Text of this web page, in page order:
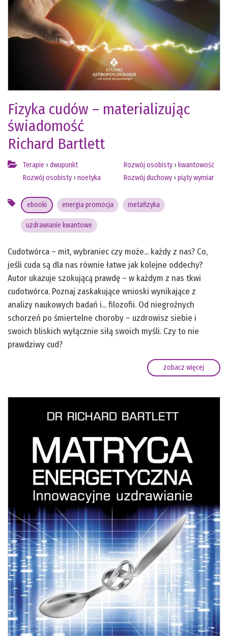
Fizyka cudów – materializując
świadomość
Richard Bartlett
Terapie › dwupunkt
Rozwój osobisty › noetyka
Rozwój osobisty › kwantowość
Rozwój duchowy › piąty wymiar
ebooki energia promocja metafizyka
uzdrawianie kwantowe
Cudotwórca – mit, wybraniec czy może... każdy z nas? Co,
jeśli cuda są dla nas równie łatwe jak kolejne oddechy?
Autor ukazuje szokującą prawdę – w każdym z nas tkwi
cudotwórca. Poznaj zaskakujące wnioski wynikające z
analizy naukowych badań i... filozofii. Od niegroźnych
schorzeń po śmiertelne choroby – uzdrowisz siebie i
swoich bliskich wyłącznie siłą swoich myśli. Czy to nie
prawdziwy cud?
zobacz więcej